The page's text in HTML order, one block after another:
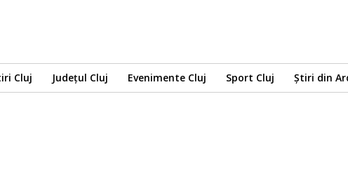
Cluj Județul Cluj Evenimente Cluj Sport Cluj Știri din